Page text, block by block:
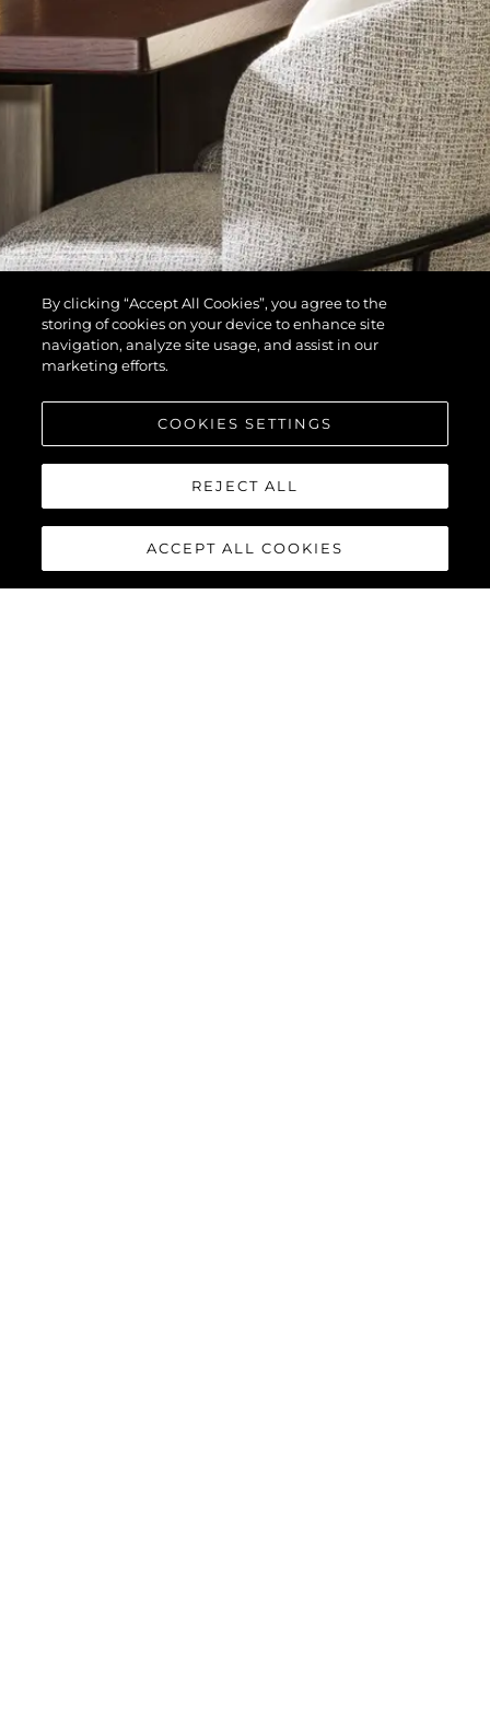
By clicking “Accept All Cookies”, you agree to the
storing of cookies on your device to enhance site
navigation, analyze site usage, and assist in our
marketing efforts.
COOKIES SETTINGS
REJECT ALL
ACCEPT ALL COOKIES